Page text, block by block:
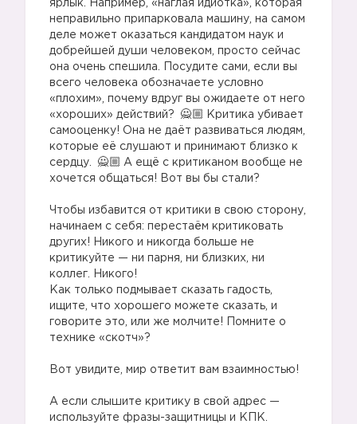
ярлык. Например, «наглая идиотка», которая
неправильно припарковала машину, на самом
деле может оказаться кандидатом наук и
добрейшей души человеком, просто сейчас
она очень спешила. Посудите сами, если вы
всего человека обозначаете условно
«плохим», почему вдруг вы ожидаете от него
«хороших» действий?
Критика убивает
самооценку! Она не даёт развиваться людям,
которые её слушают и принимают близко к
сердцу.
А ещё с критиканом вообще не
хочется общаться! Вот вы бы стали?
Чтобы избавится от критики в свою сторону,
начинаем с себя: перестаём критиковать
других! Никого и никогда больше не
критикуйте — ни парня, ни близких, ни
коллег. Никого! ⠀
Как только подмывает сказать гадость,
ищите, что хорошего можете сказать, и
говорите это, или же молчите! Помните о
технике «скотч»?
Вот увидите, мир ответит вам взаимностью!
А если слышите критику в свой адрес —
используйте фразы-защитницы и КПК.